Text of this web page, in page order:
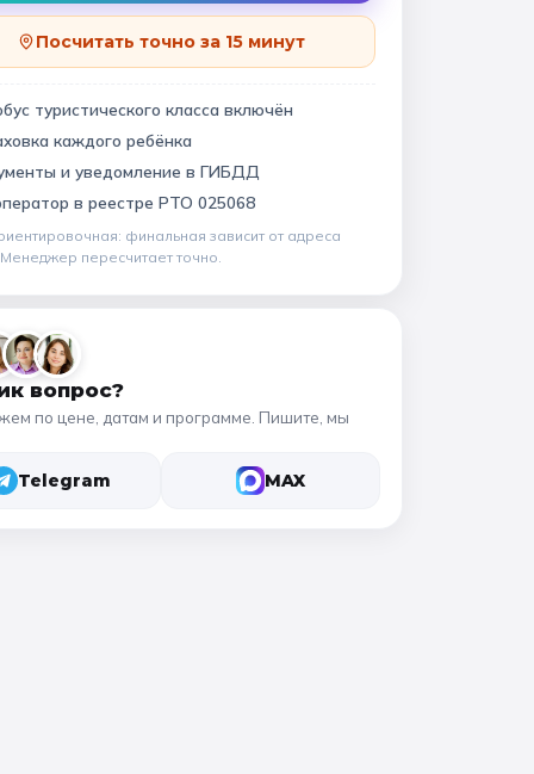
11 класс
музей Москва
Санкт-Петербург
Посчитать точно за 15 минут
туристического класса включён
каждого ребёнка
и уведомление в ГИБДД
в реестре РТО 025068
финальная зависит от адреса
пересчитает точно.
вопрос?
по цене, датам и программе. Пишите, мы
Telegram MAX